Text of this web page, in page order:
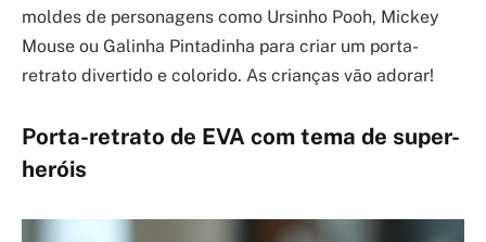
moldes de personagens como Ursinho Pooh, Mickey
Mouse ou Galinha Pintadinha para criar um porta-
retrato divertido e colorido. As crianças vão adorar!
Porta-retrato de EVA com tema de super-
heróis